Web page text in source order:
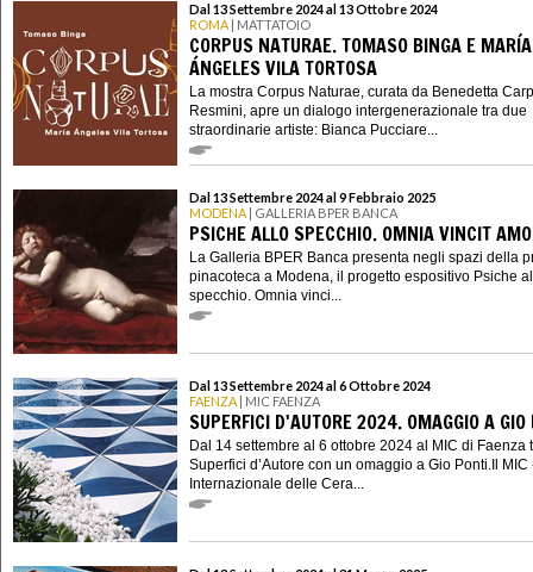
Dal 13 Settembre 2024 al 13 Ottobre 2024
ROMA | MATTATOIO
CORPUS NATURAE. TOMASO BINGA E MARÍA
ÁNGELES VILA TORTOSA
La mostra Corpus Naturae, curata da Benedetta
Resmini, apre un dialogo intergenerazionale tra due
straordinarie artiste: Bianca Pucciare...
Dal 13 Settembre 2024 al 9 Febbraio 2025
MODENA | GALLERIA BPER BANCA
PSICHE ALLO SPECCHIO. OMNIA VINCIT
La Galleria BPER Banca presenta negli spazi della
pinacoteca a Modena, il progetto espositivo Psiche
specchio. Omnia vinci...
Dal 13 Settembre 2024 al 6 Ottobre 2024
FAENZA | MIC FAENZA
SUPERFICI D'AUTORE 2024. OMAGGIO A GIO
Dal 14 settembre al 6 ottobre 2024 al MIC di Faenza
Superfici d’Autore con un omaggio a Gio Ponti.Il MIC
Internazionale delle Cera...